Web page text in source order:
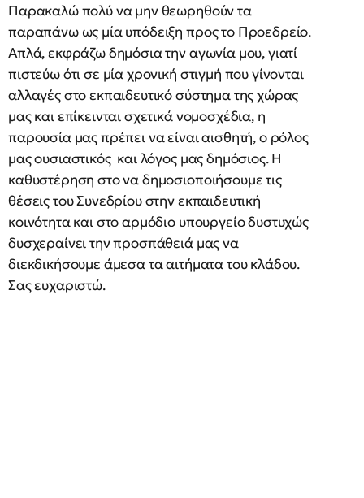
Παρακαλώ πολύ να μην θεωρηθούν τα
παραπάνω ως μία υπόδειξη προς το Προεδρείο.
Απλά, εκφράζω δημόσια την αγωνία μου, γιατί
πιστεύω ότι σε μία χρονική στιγμή που γίνονται
αλλαγές στο εκπαιδευτικό σύστημα της χώρας
μας και επίκεινται σχετικά νομοσχέδια, η
παρουσία μας πρέπει να είναι αισθητή, ο ρόλος
μας ουσιαστικός και λόγος μας δημόσιος. Η
καθυστέρηση στο να δημοσιοποιήσουμε τις
θέσεις του Συνεδρίου στην εκπαιδευτική
κοινότητα και στο αρμόδιο υπουργείο δυστυχώς
δυσχεραίνει την προσπάθειά μας να
διεκδικήσουμε άμεσα τα αιτήματα του κλάδου.
Σας ευχαριστώ.